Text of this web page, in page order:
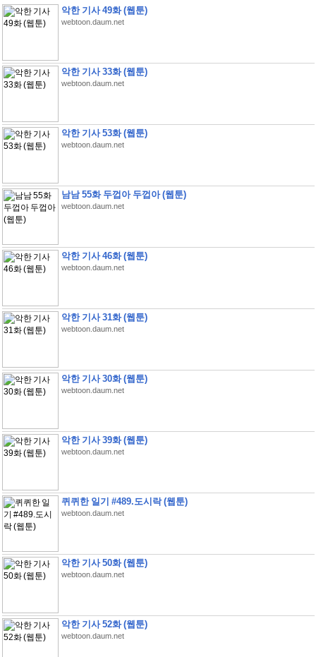
악한 기사 49화 (웹툰)
webtoon.daum.net
악한 기사 33화 (웹툰)
webtoon.daum.net
악한 기사 53화 (웹툰)
webtoon.daum.net
남남 55화 두껍아 두껍아 (웹툰)
webtoon.daum.net
악한 기사 46화 (웹툰)
webtoon.daum.net
악한 기사 31화 (웹툰)
webtoon.daum.net
악한 기사 30화 (웹툰)
webtoon.daum.net
악한 기사 39화 (웹툰)
webtoon.daum.net
퀴퀴한 일기 #489.도시락 (웹툰)
webtoon.daum.net
악한 기사 50화 (웹툰)
webtoon.daum.net
악한 기사 52화 (웹툰)
webtoon.daum.net